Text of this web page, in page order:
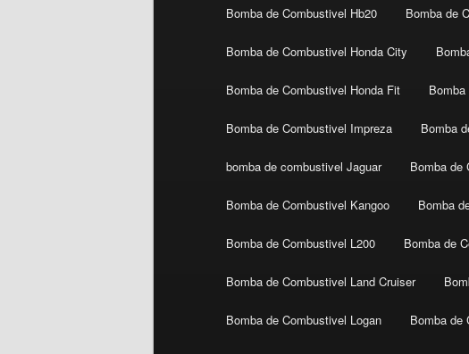
Bomba de Combustivel Hb20 Bomba de
Bomba de Combustivel Honda City
Bomba de Combustivel Honda Fit
Bomba de Combustivel Impreza Bomba
bomba de combustivel Jaguar Bomba de
Bomba de Combustivel Kangoo Bomba
Bomba de Combustivel L200 Bomba de
Bomba de Combustivel Land Cruiser
Bomba de Combustivel Logan Bomba de